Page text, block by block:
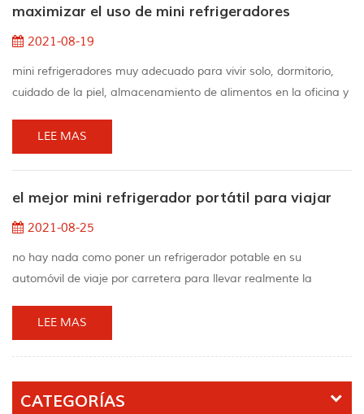
neveras pequeñas más grandes y ge...
maximizar el uso de mini refrigeradores
2021-08-19
mini refrigeradores muy adecuado para vivir solo, dormitorio,
cuidado de la piel, almacenamiento de alimentos en la oficina y
del mini refrigerador cuando los alimentos obstruyen el flujo de
aire, dificulta el funcionamiento del mini refrigerador y hace que
otras.de hecho, las be...
LEE MAS
el mejor mini refrigerador portátil para viajar
2021-08-25
no hay nada como poner un refrigerador potable en su
automóvil de viaje por carretera para llevar realmente la
puede almacenar alimentos frescos y otros alimentos fríos,
como verduras, productos lácteos, carne, "booch" y cerveza. Si
preparar bebidas frías en cualquier momento ...
LEE MAS
CATEGORÍAS